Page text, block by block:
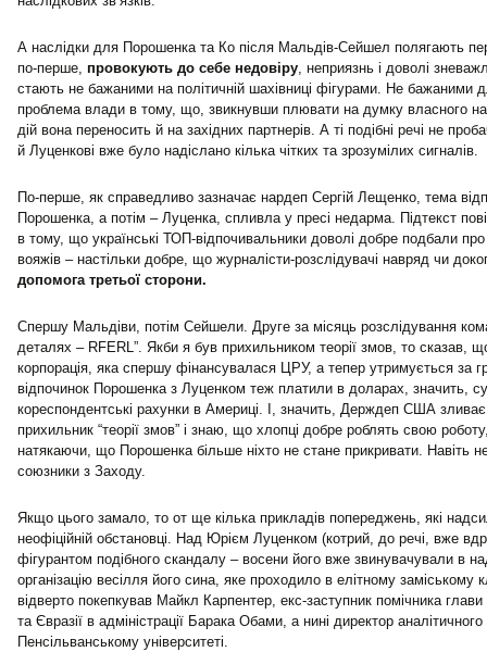
А наслідки для Порошенка та Ко після Мальдів-Сейшел полягають
по-перше, провокують до себе недовіру, неприязнь і доволі
стають не бажаними на політичній шахівниці фігурами. Не бажаними
проблема влади в тому, що, звикнувши плювати на думку власного
дій вона переносить й на західних партнерів. А ті подібні речі не
й Луценкові вже було надіслано кілька чітких та зрозумілих сигналів.
По-перше, як справедливо зазначає нардеп Сергій Лещенко, тема
Порошенка, а потім – Луценка, спливла у пресі недарма. Підтекст
в тому, що українські ТОП-відпочивальники доволі добре подбали про
вояжів – настільки добре, що журналісти-розслідувачі навряд чи
допомога третьої сторони.
Спершу Мальдіви, потім Сейшели. Друге за місяць розслідування
деталях – RFERL”. Якби я був прихильником теорії змов, то сказав,
корпорація, яка спершу фінансувалася ЦРУ, а тепер утримується за
відпочинок Порошенка з Луценком теж платили в доларах, значить,
кореспондентські рахунки в Америці. І, значить, Держдеп США
прихильник “теорії змов” і знаю, що хлопці добре роблять свою
натякаючи, що Порошенка більше ніхто не стане прикривати. Навіть
союзники з Заходу.
Якщо цього замало, то от ще кілька прикладів попереджень, які
неофіційній обстановці. Над Юрієм Луценком (котрий, до речі, вже
фігурантом подібного скандалу – восени його вже звинувачували в
організацію весілля його сина, яке проходило в елітному заміському
відверто покепкував Майкл Карпентер, екс-заступник помічника
та Євразії в адміністрації Барака Обами, а нині директор
Пенсільванському університеті.